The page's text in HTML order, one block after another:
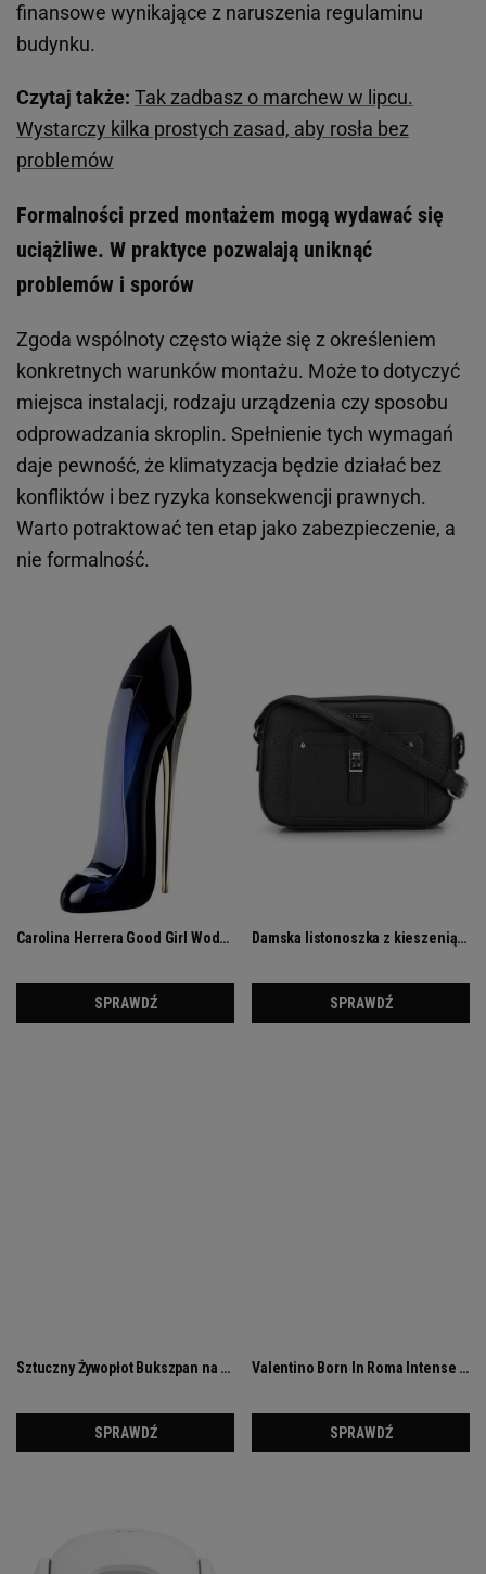
finansowe wynikające z naruszenia regulaminu
budynku.
Czytaj także: Tak zadbasz o marchew w lipcu.
Wystarczy kilka prostych zasad, aby rosła bez
problemów
Formalności przed montażem mogą wydawać się
uciążliwe. W praktyce pozwalają uniknąć
problemów i sporów
Zgoda wspólnoty często wiąże się z określeniem
konkretnych warunków montażu. Może to dotyczyć
miejsca instalacji, rodzaju urządzenia czy sposobu
odprowadzania skroplin. Spełnienie tych wymagań
daje pewność, że klimatyzacja będzie działać bez
konfliktów i bez ryzyka konsekwencji prawnych.
Warto potraktować ten etap jako zabezpieczenie, a
nie formalność.